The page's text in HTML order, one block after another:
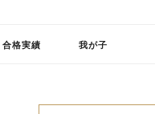
合格実績 我が子